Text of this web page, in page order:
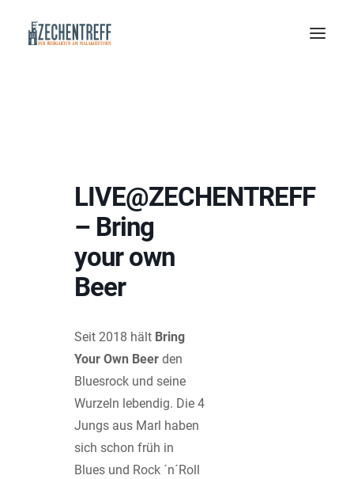
LIVE@ZECHENTREFF
– Bring
your own
Beer
Seit 2018 hält Bring
Your Own Beer den
Bluesrock und seine
Wurzeln lebendig. Die 4
Jungs aus Marl haben
sich schon früh in
Blues und Rock ´n´Roll